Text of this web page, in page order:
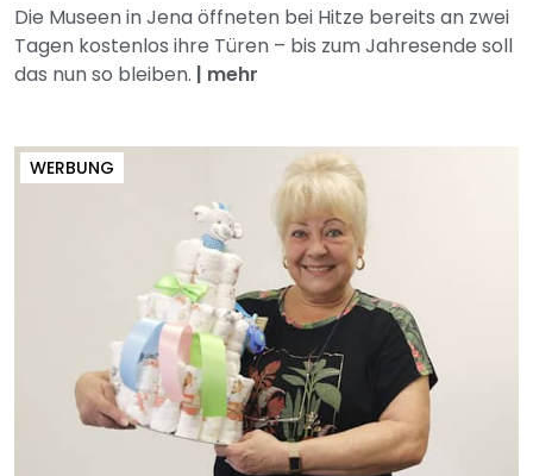
Die Museen in Jena öffneten bei Hitze bereits an zwei
Tagen kostenlos ihre Türen – bis zum Jahresende soll
das nun so bleiben. | mehr
WERBUNG